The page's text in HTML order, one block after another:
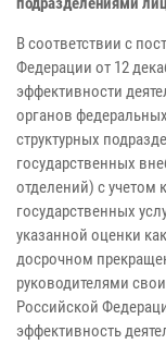
В соответствии с
Федерации от 12
эффективности
органов
структурных
государственных
отделений) с учетом
государственных
указанной оценки
досрочном
руководителями
Российской
эффективность